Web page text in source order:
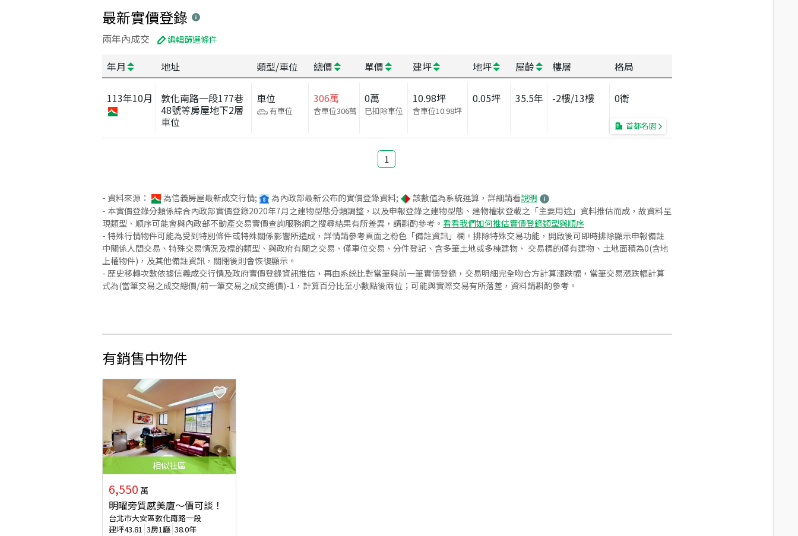
最新實價登錄
兩年內成交 編輯篩選條件
年月 地址 類型/車位 總價 單價 建坪 地坪 屋齡 樓層 格局
113年10月
敦化南路一段177巷
48號等房屋地下2層
車位
車位
有車位
306萬
含車位306萬
0萬
已扣除車位
10.98坪
含車位10.98坪
0.05坪 35.5年 -2樓/13樓 0衛
首都名園
1
- 資料來源： 為信義房屋最新成交行情; 為內政部最新公布的實價登錄資料; 該數值為系統運算，詳細請看說明
- 本實價登錄分類係綜合內政部實價登錄2020年7月之建物型態分類調整，以及申報登錄之建物型態、建物權狀登載之「主要用途」資料推估而成，故資料呈
現類型、順序可能會與內政部不動產交易實價查詢服務網之搜尋結果有所差異，請斟酌參考。 看看我們如何推估實價登錄類型與順序
- 特殊行情物件可能為受到特別條件或特殊關係影響所造成，詳情請參考頁面之粉色「備註資訊」欄。排除特殊交易功能，開啟後可即時排除顯示申報備註
中關係人間交易、特殊交易情況及標的類型、與政府有關之交易、僅車位交易、分件登記、含多筆土地或多棟建物、 交易標的僅有建物、土地面積為0(含地
上權物件)，及其他備註資訊，關閉後則會恢復顯示。
- 歷史移轉次數依據信義成交行情及政府實價登錄資訊推估，再由系統比對當筆與前一筆實價登錄，交易明細完全吻合方計算漲跌幅，當筆交易漲跌幅計算
式為(當筆交易之成交總價/前一筆交易之成交總價)-1，計算百分比至小數點後兩位；可能與實際交易有所落差，資料請斟酌參考。
有銷售中物件
相似社區
6,550 萬
明曜旁質感美廈～價可談！
台北市大安區敦化南路一段
建坪43.81 3房1廳 38.0年